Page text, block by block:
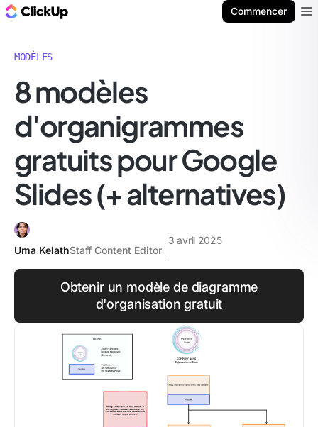
Commencer
MODÈLES
8 modèles
d'organigrammes
gratuits pour Google
Slides (+ alternatives)
Uma KelathStaff Content Editor
3 avril 2025
Obtenir un modèle de diagramme
d'organisation gratuit